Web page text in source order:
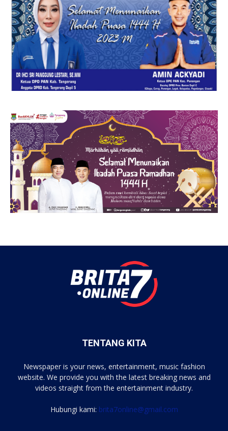
TENTANG KITA
Newspaper is your news, entertainment, music fashion
website. We provide you with the latest breaking news and
videos straight from the entertainment industry.
Hubungi kami: brita7online@gmail.com